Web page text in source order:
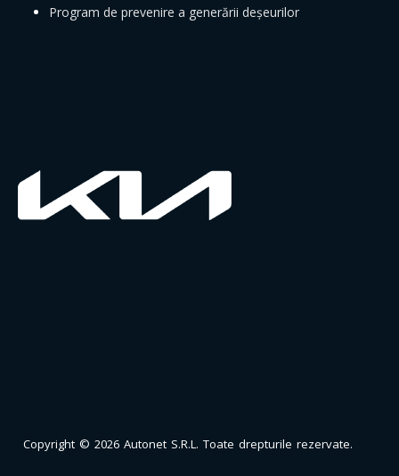
Program de prevenire a generării deșeurilor
Copyright © 2026 Autonet S.R.L. Toate drepturile rezervate.